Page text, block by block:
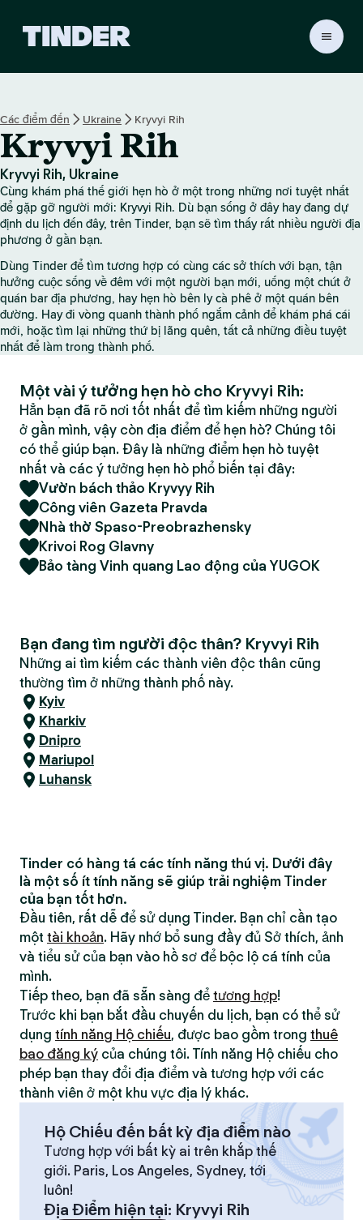
c
h
ủ
i
n
d
Các điểm đến Ukraine Kryvyi Rih
Kryvyi Rih
Kryvyi Rih, Ukraine
Cùng khám phá thế giới hẹn hò ở một trong những nơi tuyệt nhất
để gặp gỡ người mới: Kryvyi Rih. Dù bạn sống ở đây hay đang dự
định du lịch đến đây, trên Tinder, bạn sẽ tìm thấy rất nhiều người địa
phương ở gần bạn.
Dùng Tinder để tìm tương hợp có cùng các sở thích với bạn, tận
hưởng cuộc sống về đêm với một người bạn mới, uống một chút ở
quán bar địa phương, hay hẹn hò bên ly cà phê ở một quán bên
đường. Hay đi vòng quanh thành phố ngắm cảnh để khám phá cái
mới, hoặc tìm lại những thứ bị lãng quên, tất cả những điều tuyệt
nhất để làm trong thành phố.
Một vài ý tưởng hẹn hò cho Kryvyi Rih:
Hẳn bạn đã rõ nơi tốt nhất để tìm kiếm những người
ở gần mình, vậy còn địa điểm để hẹn hò? Chúng tôi
có thể giúp bạn. Đây là những điểm hẹn hò tuyệt
nhất và các ý tưởng hẹn hò phổ biến tại đây:
Vườn bách thảo Kryvyy Rih
Công viên Gazeta Pravda
Nhà thờ Spaso-Preobrazhensky
Krivoi Rog Glavny
Bảo tàng Vinh quang Lao động của YUGOK
Bạn đang tìm người độc thân? Kryvyi Rih
Những ai tìm kiếm các thành viên độc thân cũng
thường tìm ở những thành phố này.
Kyiv
Kharkiv
Dnipro
Mariupol
Luhansk
Tinder có hàng tá các tính năng thú vị. Dưới đây
là một số ít tính năng sẽ giúp trải nghiệm Tinder
của bạn tốt hơn.
Đầu tiên, rất dễ để sử dụng Tinder. Bạn chỉ cần tạo
một tài khoản. Hãy nhớ bổ sung đầy đủ Sở thích, ảnh
và tiểu sử của bạn vào hồ sơ để bộc lộ cá tính của
mình.
Tiếp theo, bạn đã sẵn sàng để tương hợp!
Trước khi bạn bắt đầu chuyến du lịch, bạn có thể sử
dụng tính năng Hộ chiếu, được bao gồm trong thuê
bao đăng ký của chúng tôi. Tính năng Hộ chiếu cho
phép bạn thay đổi địa điểm và tương hợp với các
thành viên ở một khu vực địa lý khác.
Hộ Chiếu đến bất kỳ địa điểm nào
Tương hợp với bất kỳ ai trên khắp thế
giới. Paris, Los Angeles, Sydney, tới
luôn!
Địa Điểm hiện tại: Kryvyi Rih